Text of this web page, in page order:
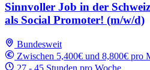
Sinnvoller Job in der
als Social Promoter! (m/w/d)
Bundesweit
Zwischen 5,400€ und 8,800€ pro
27 - 45 Stunden pro Woche